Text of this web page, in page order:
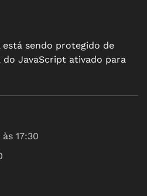
sendo protegido de
do JavaScript ativado para
17:30